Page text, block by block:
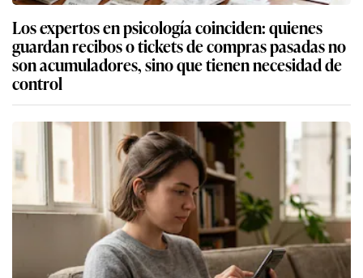
Los expertos en psicología coinciden: quienes
guardan recibos o tickets de compras pasadas no
son acumuladores, sino que tienen necesidad de
control